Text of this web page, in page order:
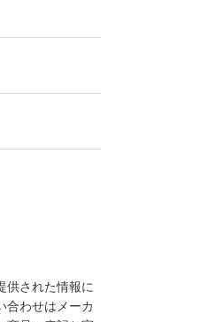
供された情報に
合わせはメーカ